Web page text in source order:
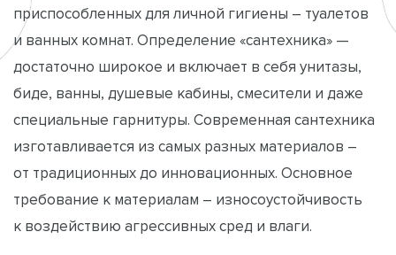
приспособленных для личной гигиены – туалетов
и ванных комнат. Определение «сантехника» —
достаточно широкое и включает в себя унитазы,
биде, ванны, душевые кабины, смесители и даже
специальные гарнитуры. Современная сантехника
изготавливается из самых разных материалов –
от традиционных до инновационных. Основное
требование к материалам – износоустойчивость
к воздействию агрессивных сред и влаги.